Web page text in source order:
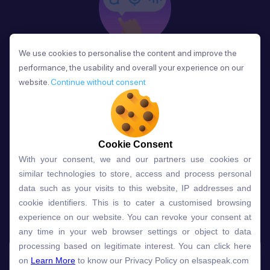
Phản Hồi
Sau mỗi bài học, người học nhận phản hồi về phát
âm và ngữ pháp ngay lập tức, giúp cải thiện kỹ năng
và tiến bộ nhanh chóng.
Lựa chọn gói học ELSA dành
cho bạn
Gói học Free Premium
Speech Analyzer
We use cookies to personalise the content and improve the
performance, the usability and overall your experience on our
website. Continue without consent
Cookie Consent
With your consent, we and our partners use cookies or
similar technologies to store, access and process personal
data such as your visits to this website, IP addresses and
cookie identifiers. This is to cater a customised browsing
experience on our website. You can revoke your consent at
any time in your web browser settings or object to data
processing based on legitimate interest. You can click here
on Learn More to know our Privacy Policy on elsaspeak.com
We use cookies to personalise the content and improve the
performance, the usability and overall your experience on our
website. Continue without consent
Cookie Consent
With your consent, we and our partners use cookies or
similar technologies to store, access and process personal
data such as your visits to this website, IP addresses and
cookie identifiers. This is to cater a customised browsing
experience on our website. You can revoke your consent at
any time in your web browser settings or object to data
processing based on legitimate interest. You can click here
on Learn More to know our Privacy Policy on elsaspeak.com